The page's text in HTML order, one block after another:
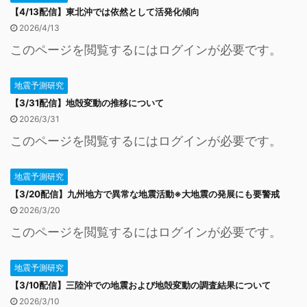
【4/13配信】東北沖では依然として活発化傾向
2026/4/13
このページを閲覧するにはログインが必要です。
地震予測研究
【3/31配信】地殻変動の推移について
2026/3/31
このページを閲覧するにはログインが必要です。
地震予測研究
【3/20配信】九州地方で異常な地震活動※大地震の発展にも要警戒
2026/3/20
このページを閲覧するにはログインが必要です。
地震予測研究
【3/10配信】三陸沖での地震および地殻変動の調査結果について
2026/3/10